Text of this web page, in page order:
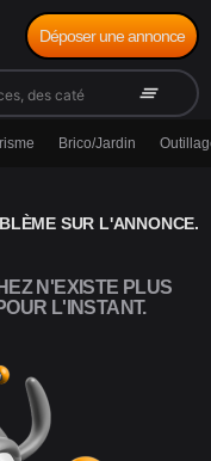
clear_all
Déposer une annonce
Brico/Jardin
SUR L'ANNONCE.
N'EXISTE PLUS
L'INSTANT.